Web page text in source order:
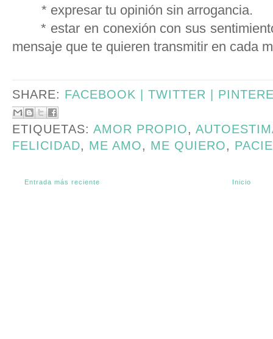
* expresar tu opinión sin arrogancia.
* estar en conexión con sus
mensaje que te quieren transmitir en cada
SHARE: FACEBOOK | TWITTER |
ETIQUETAS: AMOR PROPIO,
FELICIDAD, ME AMO, ME QUIERO,
Entrada más reciente Inicio